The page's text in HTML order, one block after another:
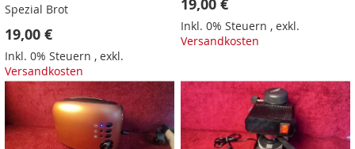
Spezial Brot
19,00 €
Inkl. 0% Steuern , exkl.
Versandkosten
19,00 €
Inkl. 0% Steuern ,exkl.
Versandkosten